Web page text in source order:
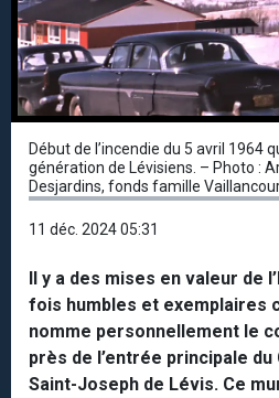
Début de l’incendie du 5 avril 1964
génération de Lévisiens. – Photo :
Desjardins, fonds famille
11 déc. 2024 05:31
Il y a des mises en valeur de
fois humbles et exemplaires
nomme personnellement le
près de l’entrée principale du
Saint-Joseph de Lévis. Ce